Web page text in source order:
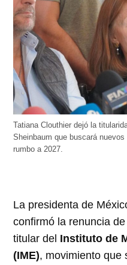
Tatiana Clouthier dejó la
Sheinbaum que buscará
rumbo a 2027.
La presidenta de
confirmó la renuncia
titular del Instituto de
(IME), movimiento que